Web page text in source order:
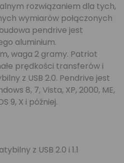
rozwiązaniem dla tych,
wymiarów połączonych
pendrive jest
aluminium.
waga 2 gramy. Patriot
prędkości transferów i
z USB 2.0. Pendrive jest
8, 7, Vista, XP, 2000, ME,
9, X i później.
z USB 2.0 i 1.1